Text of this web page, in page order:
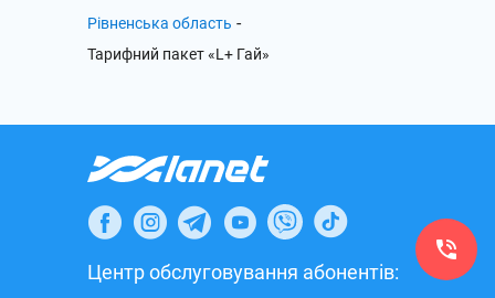
Рівненська область -
Тарифний пакет «L+ Гай»
Центр обслуговування абонентів: